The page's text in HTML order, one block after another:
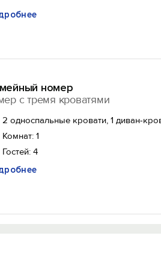
номер
с тремя кроватями
2 односпальные кровати, 1 диван-
Комнат: 1
Гостей: 4